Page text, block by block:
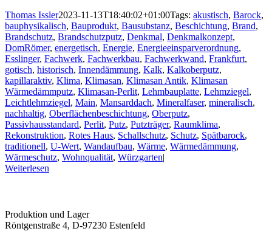
Thomas Issler2023-11-13T18:40:02+01:00Tags: akustisch, Barock,
bauphysikalisch, Bauprodukt, Bausubstanz, Beschichtung, Brand,
Brandschutz, Brandschutzputz, Denkmal, Denkmalkonzept,
DomRömer, energetisch, Energie, Energieeinsparverordnung,
Esslinger, Fachwerk, Fachwerkbau, Fachwerkwand, Frankfurt,
gotisch, historisch, Innendämmung, Kalk, Kalkoberputz,
kapillaraktiv, Klima, Klimasan, Klimasan Antik, Klimasan
Wärmedämmputz, Klimasan-Perlit, Lehmbauplatte, Lehmziegel,
Leichtlehmziegel, Main, Mansarddach, Mineralfaser, mineralisch,
nachhaltig, Oberflächenbeschichtung, Oberputz,
Passivhausstandard, Perlit, Putz, Putzträger, Raumklima,
Rekonstruktion, Rotes Haus, Schallschutz, Schutz, Spätbarock,
traditionell, U-Wert, Wandaufbau, Wärme, Wärmedämmung,
Wärmeschutz, Wohnqualität, Würzgarten|
Weiterlesen
Produktion und Lager
Röntgenstraße 4, D-97230 Estenfeld